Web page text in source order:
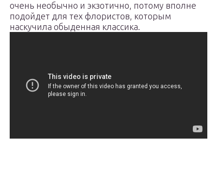
очень необычно и экзотично, потому вполне
подойдет для тех флористов, которым
наскучила обыденная классика.